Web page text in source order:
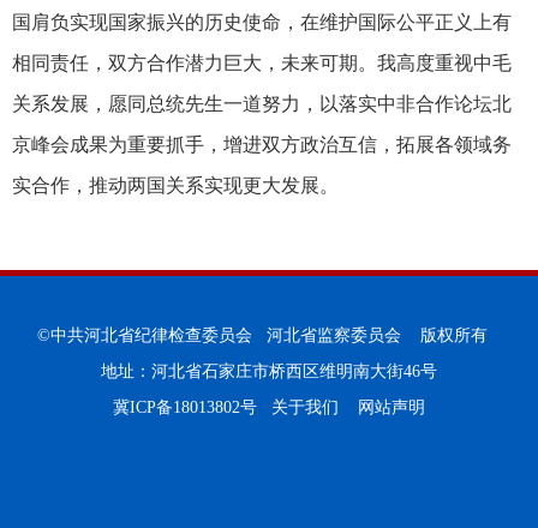
国肩负实现国家振兴的历史使命，在维护国际公平正义上有
相同责任，双方合作潜力巨大，未来可期。我高度重视中毛
关系发展，愿同总统先生一道努力，以落实中非合作论坛北
京峰会成果为重要抓手，增进双方政治互信，拓展各领域务
实合作，推动两国关系实现更大发展。
©中共河北省纪律检查委员会 河北省监察委员会 版权所有
地址：河北省石家庄市桥西区维明南大街46号
冀ICP备18013802号
关于我们 网站声明